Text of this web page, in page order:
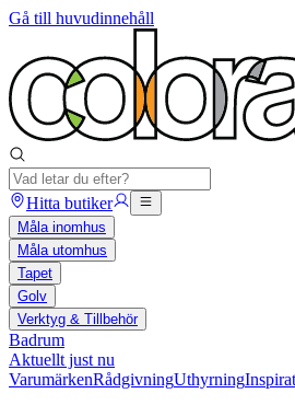
Gå till huvudinnehåll
Hitta butiker
Måla inomhus
Måla utomhus
Tapet
Golv
Verktyg & Tillbehör
Badrum
Aktuellt just nu
VarumärkenRådgivningUthyrning